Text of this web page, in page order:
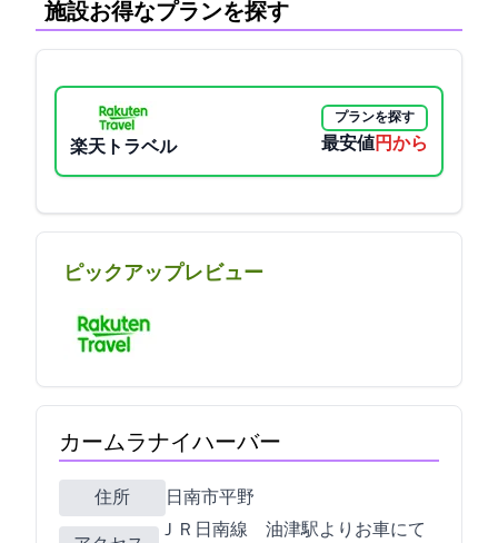
施設:お得なプランを探す
楽天トラベル
プランを探す
最安値16050円から
ピックアップレビュー
カームラナイハーバー
住所 日南市平野8338-2
ＪＲ日南線 油津駅よりお車にて